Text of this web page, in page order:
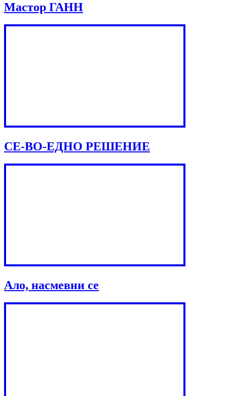
Мастор ГАНН
СЕ-ВО-ЕДНО РЕШЕНИЕ
Ало, насмевни се